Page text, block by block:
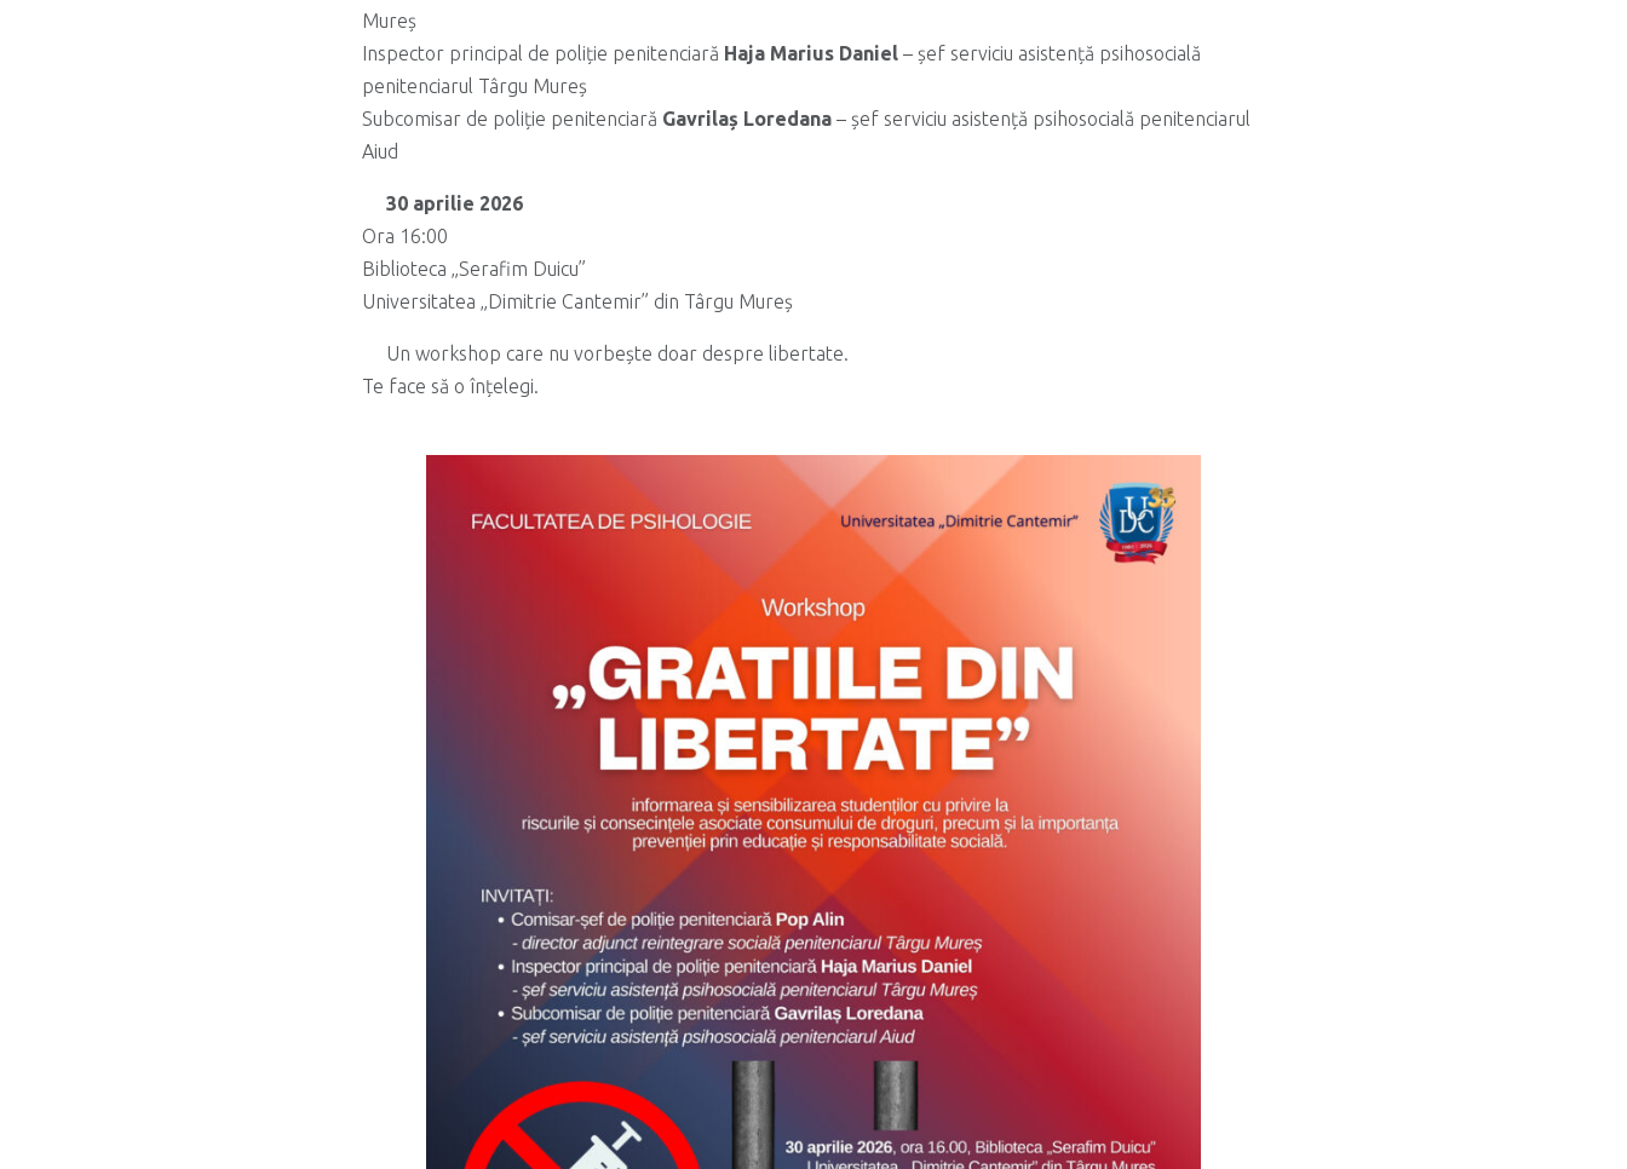
Mureș
Inspector principal de poliție penitenciară Haja Marius Daniel– șef serviciu asistență psihosocială
penitenciarul Târgu Mureș
Subcomisar de poliție penitenciară Gavrilaș Loredana– șef serviciu asistență psihosocială penitenciarul
Aiud
30 aprilie 2026
Ora 16:00
Biblioteca „Serafim Duicu”
Universitatea „Dimitrie Cantemir” din Târgu Mureș
Un workshop care nu vorbește doar despre libertate.
Te face să o înțelegi.